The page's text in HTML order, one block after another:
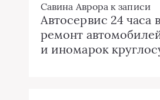
Савина Аврора к записи
Автосервис 24 часа
ремонт
и иномарок